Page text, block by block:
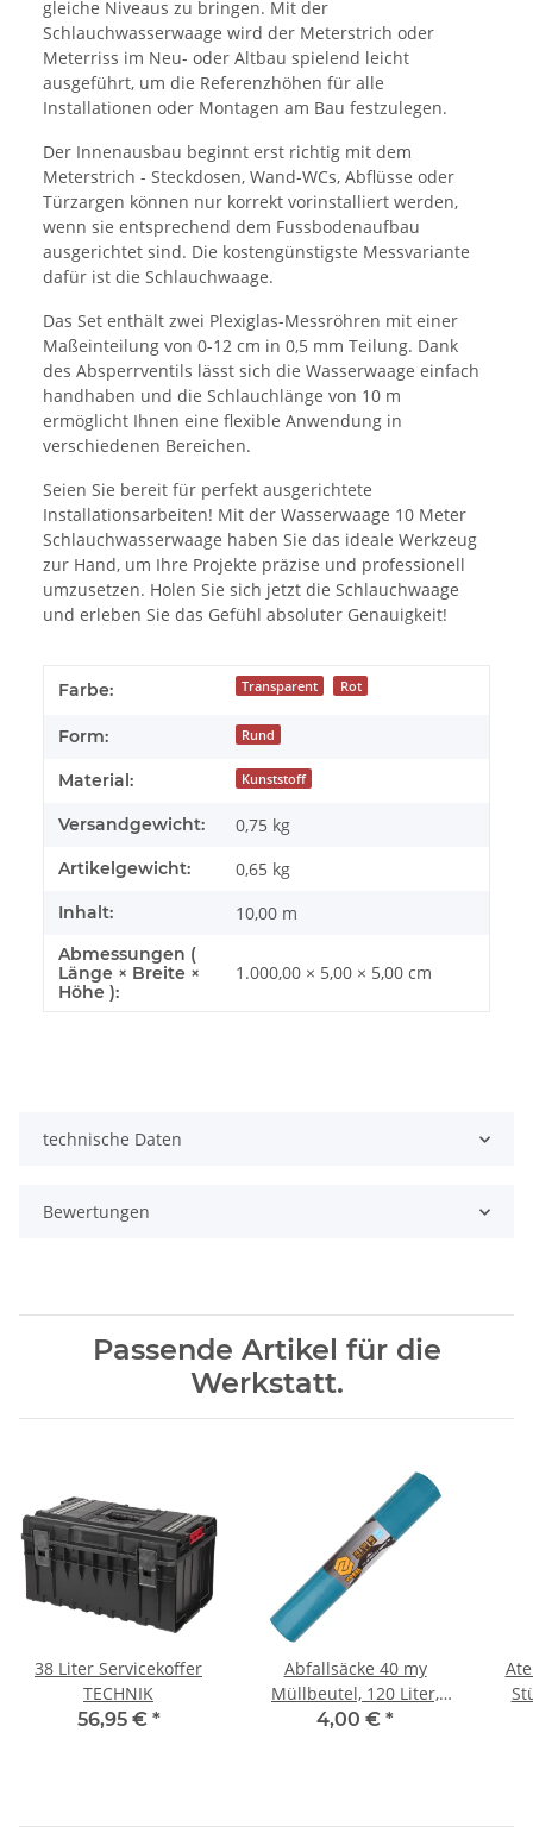
gleiche Niveaus zu bringen. Mit der
Schlauchwasserwaage wird der Meterstrich oder
Meterriss im Neu- oder Altbau spielend leicht
ausgeführt, um die Referenzhöhen für alle
Installationen oder Montagen am Bau festzulegen.
Der Innenausbau beginnt erst richtig mit dem
Meterstrich - Steckdosen, Wand-WCs, Abflüsse oder
Türzargen können nur korrekt vorinstalliert werden,
wenn sie entsprechend dem Fussbodenaufbau
ausgerichtet sind. Die kostengünstigste Messvariante
dafür ist die Schlauchwaage.
Das Set enthält zwei Plexiglas-Messröhren mit einer
Maßeinteilung von 0-12 cm in 0,5 mm Teilung. Dank
des Absperrventils lässt sich die Wasserwaage einfach
handhaben und die Schlauchlänge von 10 m
ermöglicht Ihnen eine flexible Anwendung in
verschiedenen Bereichen.
Seien Sie bereit für perfekt ausgerichtete
Installationsarbeiten! Mit der Wasserwaage 10 Meter
Schlauchwasserwaage haben Sie das ideale Werkzeug
zur Hand, um Ihre Projekte präzise und professionell
umzusetzen. Holen Sie sich jetzt die Schlauchwaage
und erleben Sie das Gefühl absoluter Genauigkeit!
Farbe: Transparent Rot
Form: Rund
Material: Kunststoff
Versandgewicht: 0,75 kg
Artikelgewicht: 0,65 kg
Inhalt: 10,00 m
Abmessungen (
Länge × Breite ×
Höhe ):
1.000,00 × 5,00 × 5,00 cm
technische Daten
Bewertungen
Passende Artikel für die
Werkstatt.
38 Liter Servicekoffer
TECHNIK
56,95 € *
Abfallsäcke 40 my
Müllbeutel, 120 Liter,
starke Säcke für Bau-
4,00 € *